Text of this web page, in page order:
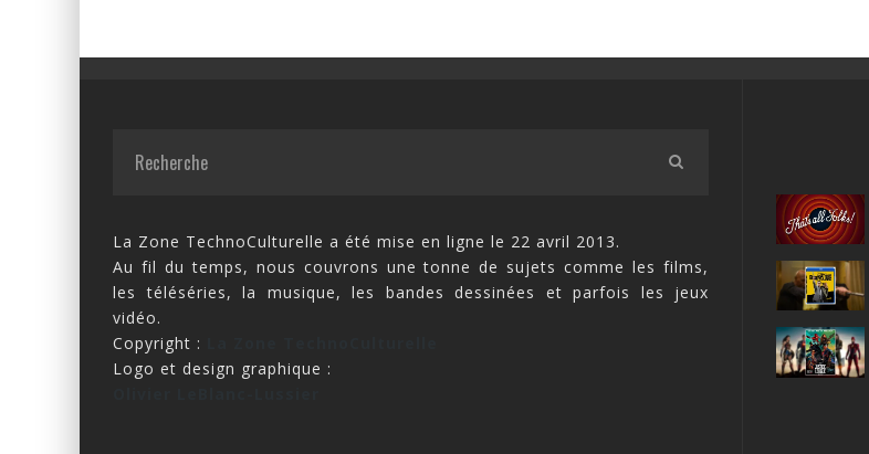
La Zone TechnoCulturelle a été mise en ligne le 22 avril 2013.
Au fil du temps, nous couvrons une tonne de sujets comme les films,
les téléséries, la musique, les bandes dessinées et parfois les jeux
vidéo.
Copyright :
Logo et design graphique :